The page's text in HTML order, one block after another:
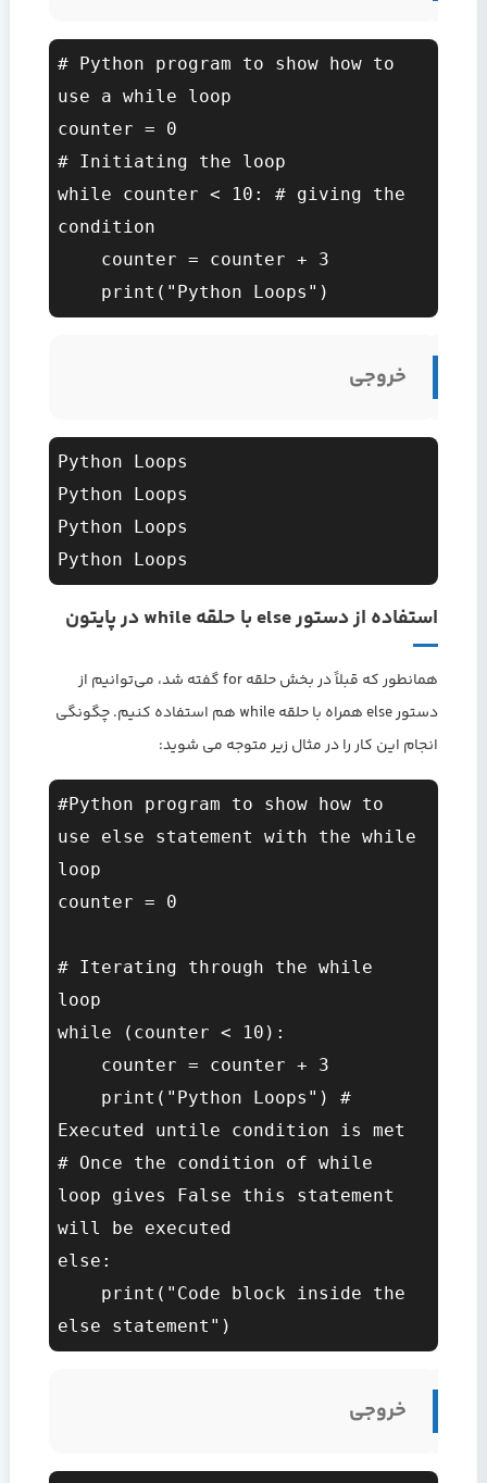
# Python program to show how to
use a while loop
counter = 0
# Initiating the loop
while counter < 10: # giving the
condition
خروجی
Python Loops
Python Loops
Python Loops
استفاده از دستور else با حلقه while در پایتون
همانطور که قبلاً در بخش حلقه for گفته شد، می‌توانیم از
دستور else همراه با حلقه while هم استفاده کنیم. چگونگی
انجام این کار را در مثال زیر متوجه می شوید:
#Python program to show how to
use else statement with the while
loop
counter = 0
# Iterating through the while
loop
while (counter < 10):
Executed untile condition is met
# Once the condition of while
loop gives False this statement
will be executed
else:
خروجی